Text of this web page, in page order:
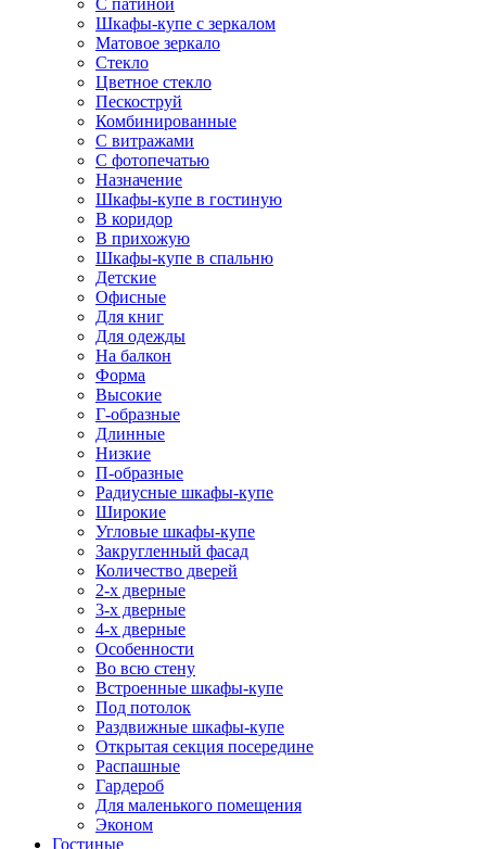
С патиной
Шкафы-купе с зеркалом
Матовое зеркало
Стекло
Цветное стекло
Пескоструй
Комбинированные
С витражами
С фотопечатью
Назначение
Шкафы-купе в гостиную
В коридор
В прихожую
Шкафы-купе в спальню
Детские
Офисные
Для книг
Для одежды
На балкон
Форма
Высокие
Г-образные
Длинные
Низкие
П-образные
Радиусные шкафы-купе
Широкие
Угловые шкафы-купе
Закругленный фасад
Количество дверей
2-х дверные
3-х дверные
4-х дверные
Особенности
Во всю стену
Встроенные шкафы-купе
Под потолок
Раздвижные шкафы-купе
Открытая секция посередине
Распашные
Гардероб
Для маленького помещения
Эконом
Гостиные